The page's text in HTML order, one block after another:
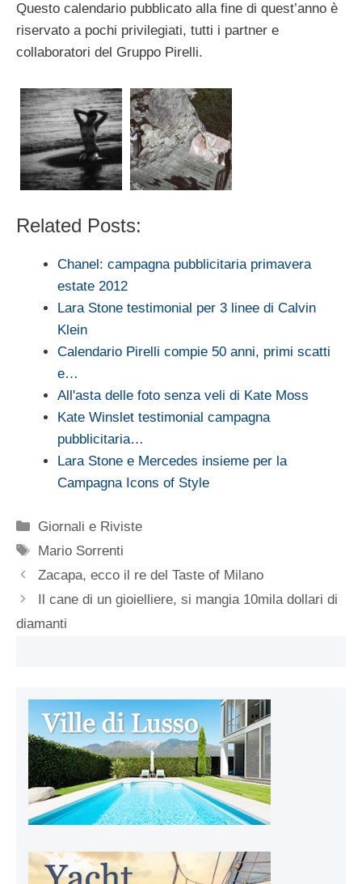
Questo calendario pubblicato alla fine di quest’anno è
riservato a pochi privilegiati, tutti i partner e
collaboratori del Gruppo Pirelli.
Related Posts:
Chanel: campagna pubblicitaria primavera
estate 2012
Lara Stone testimonial per 3 linee di Calvin
Klein
Calendario Pirelli compie 50 anni, primi scatti
e…
All'asta delle foto senza veli di Kate Moss
Kate Winslet testimonial campagna
pubblicitaria…
Lara Stone e Mercedes insieme per la
Campagna Icons of Style
Categorie
Giornali e Riviste
Tag
Mario Sorrenti
Zacapa, ecco il re del Taste of Milano
Il cane di un gioielliere, si mangia 10mila dollari di
diamanti